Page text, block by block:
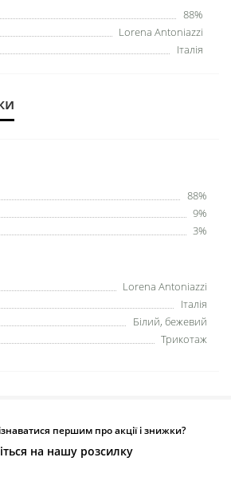
88%
Lorena Antoniazzi
Італія
88%
9%
3%
Lorena Antoniazzi
Італія
Білий, бежевий
Трикотаж
першим про акції і знижки?
на нашу розсилку